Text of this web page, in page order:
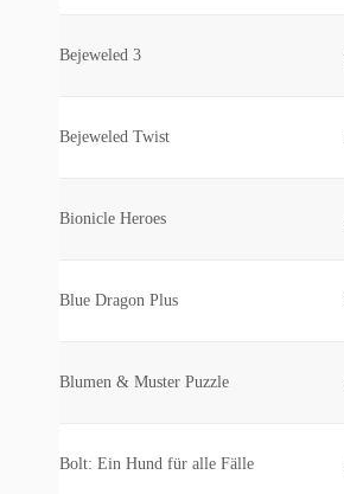
Bejeweled 3
Bejeweled Twist
Bionicle Heroes
Blue Dragon Plus
Blumen & Muster Puzzle
Bolt: Ein Hund für alle Fälle